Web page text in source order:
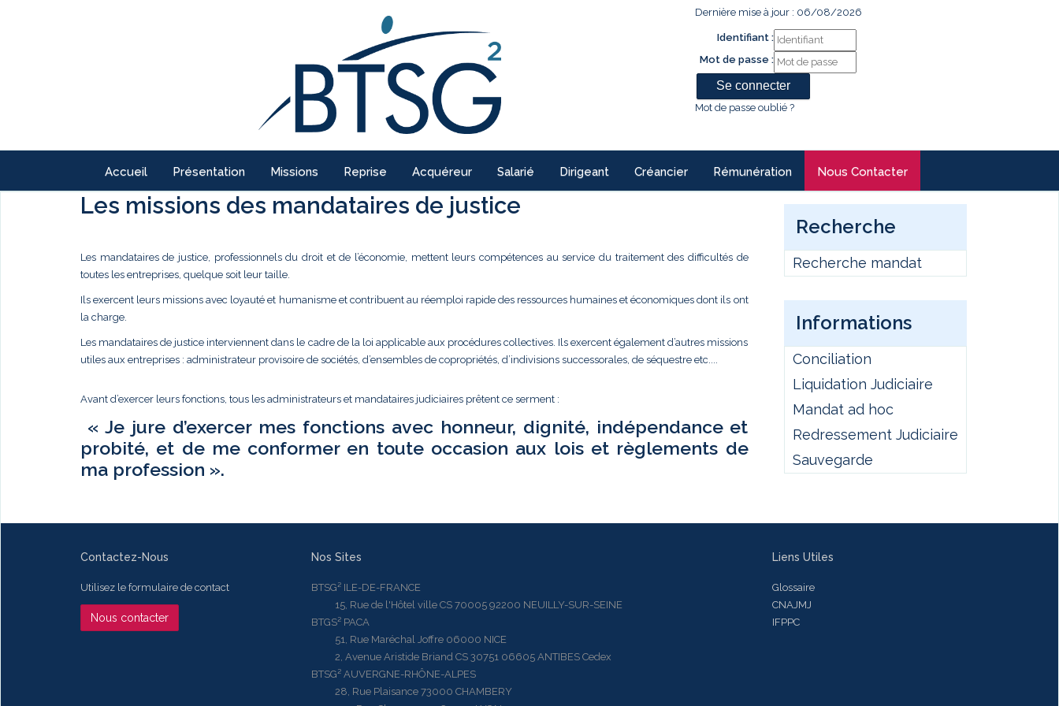
Dernière mise à jour : 06/08/2026
Identifiant :
Mot de passe :
Mot de passe oublié ?
Accueil Présentation Missions Reprise Acquéreur Salarié Dirigeant Créancier Rémunération Nous Contacter
Les missions des mandataires de justice
Les mandataires de justice, professionnels du droit et de l’économie, mettent leurs compétences au service du traitement des difficultés de
toutes les entreprises, quelque soit leur taille.
Ils exercent leurs missions avec loyauté et humanisme et contribuent au réemploi rapide des ressources humaines et économiques dont ils ont
la charge.
Les mandataires de justice interviennent dans le cadre de la loi applicable aux procédures collectives. Ils exercent également d’autres missions
utiles aux entreprises : administrateur provisoire de sociétés, d’ensembles de copropriétés, d’indivisions successorales, de séquestre etc....
Avant d’exercer leurs fonctions, tous les administrateurs et mandataires judiciaires prêtent ce serment :
« Je jure d’exercer mes fonctions avec honneur, dignité, indépendance et
probité, et de me conformer en toute occasion aux lois et règlements de
ma profession ».
Recherche
Recherche mandat
Informations
Conciliation
Liquidation Judiciaire
Mandat ad hoc
Redressement Judiciaire
Sauvegarde
Contactez-Nous
Utilisez le formulaire de contact
Nous contacter
Nos Sites
BTSG² ILE-DE-FRANCE
15, Rue de l'Hôtel ville CS 70005 92200 NEUILLY-SUR-SEINE
BTGS² PACA
51, Rue Maréchal Joffre 06000 NICE
2, Avenue Aristide Briand CS 30751 06605 ANTIBES Cedex
BTSG² AUVERGNE-RHÔNE-ALPES
28, Rue Plaisance 73000 CHAMBERY
Liens Utiles
Glossaire
CNAJMJ
IFPPC